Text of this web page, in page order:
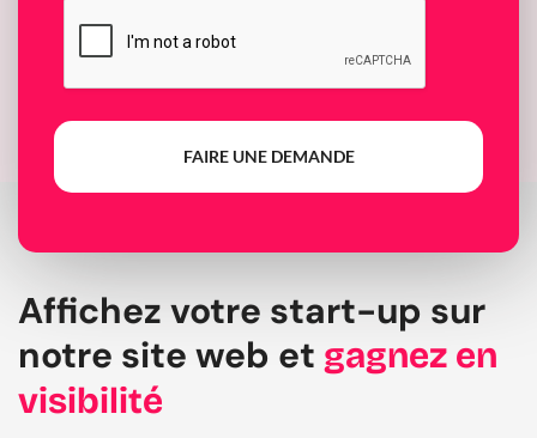
FAIRE UNE DEMANDE
Affichez votre start-up sur
notre site web et gagnez en
visibilité